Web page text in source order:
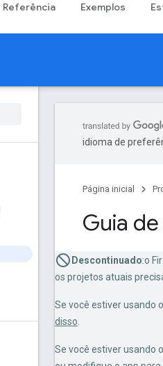
Referência Exemplos
idioma de
Página inicial
Guia
Descontinuado:o
os projetos atuais
Se você estiver usando
disso
Se você estiver usando